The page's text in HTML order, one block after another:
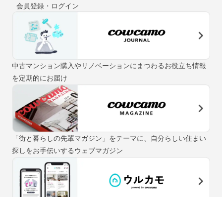
会員登録・ログイン
中古マンション購入やリノベーションにまつわるお役立ち情報
を定期的にお届け
「街と暮らしの先輩マガジン」をテーマに、自分らしい住まい
探しをお手伝いするウェブマガジン